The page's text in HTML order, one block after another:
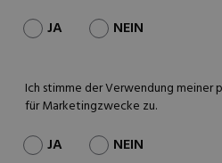
JA NEIN
Ich stimme der Verwendung meiner
für Marketingzwecke zu.
JA NEIN